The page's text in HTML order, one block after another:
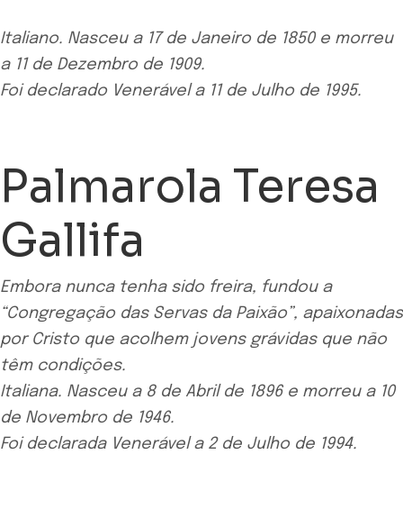
Italiano. Nasceu a 17 de Janeiro de 1850 e morreu
a 11 de Dezembro de 1909.
Foi declarado Venerável a 11 de Julho de 1995.
Palmarola Teresa
Gallifa
Embora nunca tenha sido freira, fundou a
“Congregação das Servas da Paixão”, apaixonadas
por Cristo que acolhem jovens grávidas que não
têm condições.
Italiana. Nasceu a 8 de Abril de 1896 e morreu a 10
de Novembro de 1946.
Foi declarada Venerável a 2 de Julho de 1994.